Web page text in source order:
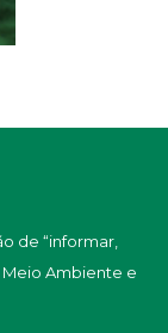
de “informar,
Ambiente e